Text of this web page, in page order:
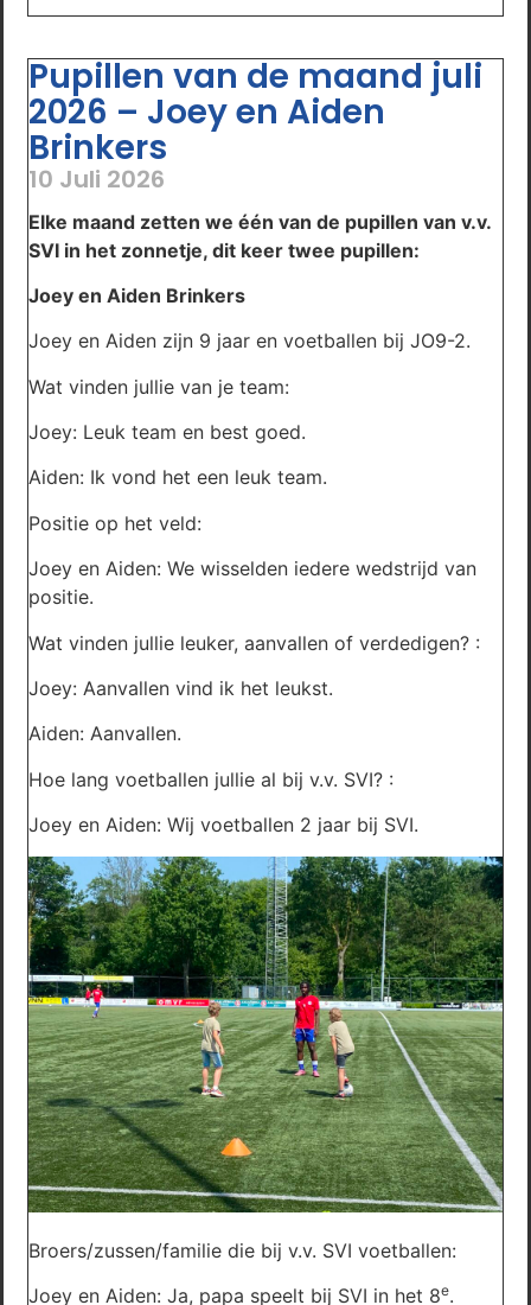
Pupillen van de maand juli
2026 – Joey en Aiden
Brinkers
10 Juli 2026
Elke maand zetten we één van de pupillen van v.v.
SVI in het zonnetje, dit keer twee pupillen:
Joey en Aiden Brinkers
Joey en Aiden zijn 9 jaar en voetballen bij JO9-2.
Wat vinden jullie van je team:
Joey: Leuk team en best goed.
Aiden: Ik vond het een leuk team.
Positie op het veld:
Joey en Aiden: We wisselden iedere wedstrijd van
positie.
Wat vinden jullie leuker, aanvallen of verdedigen? :
Joey: Aanvallen vind ik het leukst.
Aiden: Aanvallen.
Hoe lang voetballen jullie al bij v.v. SVI? :
Joey en Aiden: Wij voetballen 2 jaar bij SVI.
Broers/zussen/familie die bij v.v. SVI voetballen:
Joey en Aiden: Ja, papa speelt bij SVI in het 8e.